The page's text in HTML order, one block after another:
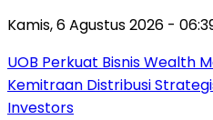
Kamis, 6 Agustus 2026 -
UOB Perkuat Bisnis Wealth
Kemitraan Distribusi
Investors